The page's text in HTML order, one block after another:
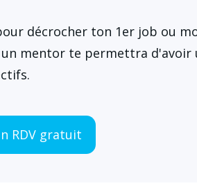
décrocher ton 1er job ou
mentor te permettra
RDV gratuit